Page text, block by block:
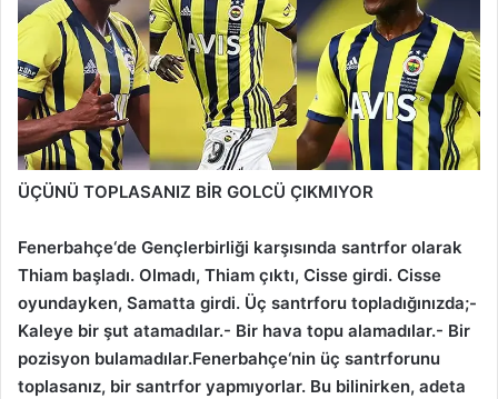
ÜÇÜNÜ TOPLASANIZ BİR GOLCÜ ÇIKMIYOR
Fenerbahçe‘de Gençlerbirliği karşısında santrfor olarak
Thiam başladı. Olmadı, Thiam çıktı, Cisse girdi. Cisse
oyundayken, Samatta girdi. Üç santrforu topladığınızda;-
Kaleye bir şut atamadılar.- Bir hava topu alamadılar.- Bir
pozisyon bulamadılar.Fenerbahçe‘nin üç santrforunu
toplasanız, bir santrfor yapmıyorlar. Bu bilinirken, adeta